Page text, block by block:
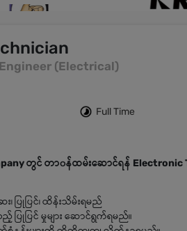
(Electrical)
Full Time
တွင် တာ၀န်ထမ်းဆောင်ရန် Electronic
း၊ ပြုပြင်၊ ထိန်းသိမ်းရမည်
ပြုပြင် မှုများ ဆောင်ရွက်ရမည်။